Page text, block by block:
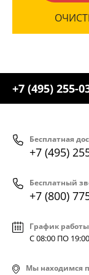
+7 (495) 255-
Бесплатная
+7 (495)
Бесплатный
+7 (800)
График работы
С 08:00 ПО
Мы находимся